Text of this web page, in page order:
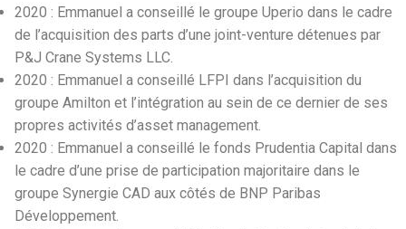
2020 : Emmanuel a conseillé le groupe Uperio dans le cadre
de l’acquisition des parts d’une joint-venture détenues par
P&J Crane Systems LLC.
2020 : Emmanuel a conseillé LFPI dans l’acquisition du
groupe Amilton et l’intégration au sein de ce dernier de ses
propres activités d’asset management.
2020 : Emmanuel a conseillé le fonds Prudentia Capital dans
le cadre d’une prise de participation majoritaire dans le
groupe Synergie CAD aux côtés de BNP Paribas
Développement.